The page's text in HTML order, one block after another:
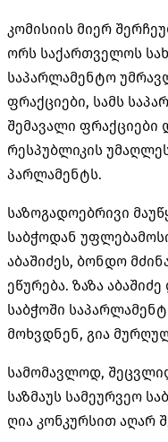
კომისიის მიერ
ორს საქართველოს
საპარლამენტო
ფრაქციები, სამს
შემავალი ფრაქციები
რესპუბლიკის
პარლამენტს.
საზოგადოებრივი
საბჭოდან
აბაშიძეს, ბონდო
ეწურება. ზაზა
საბჭოში
მოხვდნენ, გია
სამომავლოდ,
საზმაუს სამეურვეო
ღია კონკურსით აღარ